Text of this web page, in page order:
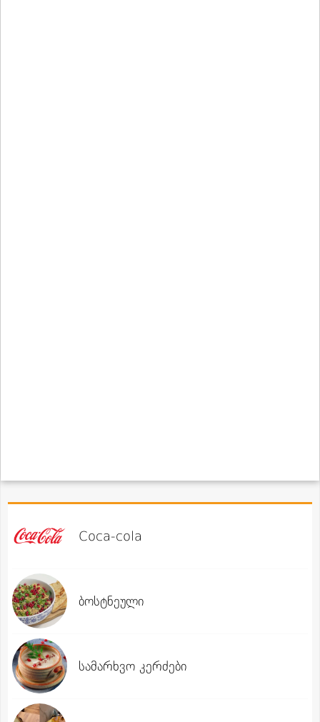
Coca-cola
ბოსტნეული
სამარხვო კერძები